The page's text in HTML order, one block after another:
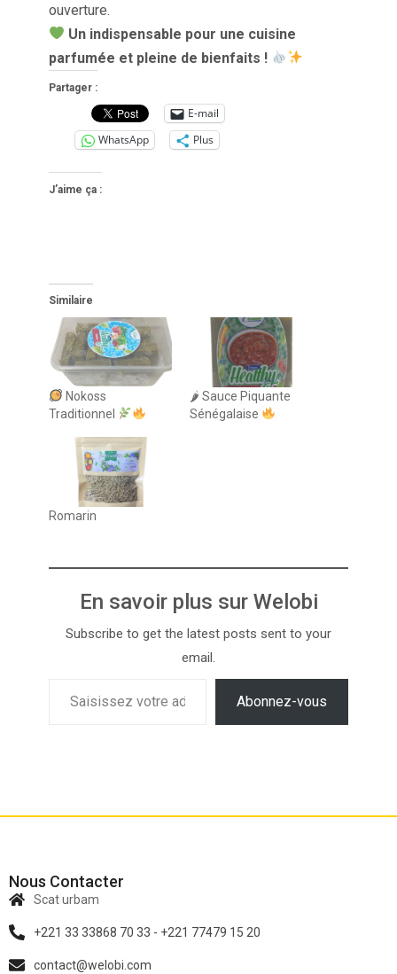
ouverture.
Un indispensable pour une cuisine
parfumée et pleine de bienfaits !
Partager :
E-mail
WhatsApp
Plus
J’aime ça :
Similaire
Nokoss
Traditionnel
🌶 Sauce Piquante
Sénégalaise
Romarin
En savoir plus sur Welobi
Subscribe to get the latest posts sent to your
email.
Abonnez-vous
Nous Contacter
Scat urbam
+221 33 33868 70 33 - +221 77479 15 20
contact@welobi.com